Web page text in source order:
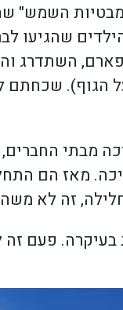
שהגיעו
מבתי
מאז הם
זה לא
פעם זה